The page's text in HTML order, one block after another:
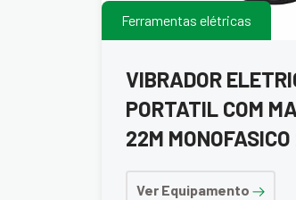
Ferramentas elétricas
VIBRADOR
PORTATIL COM
22M
Ver Equipamento